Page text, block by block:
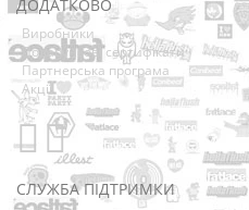
ДОДАТКОВО
Виробники
Подарункові сертифікати
Партнерська програма
Акції
СЛУЖБА ПІДТРИМКИ